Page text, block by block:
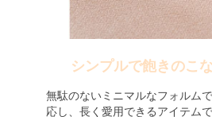
シンプルで飽きのこ
無駄のないミニマルなフォルム
応し、長く愛用できるアイテムで